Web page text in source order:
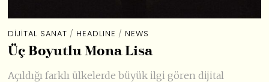
DIJITAL SANAT / HEADLINE / NEWS
Üç Boyutlu Mona Lisa
Açıldığı farklı ülkelerde büyük ilgi gören dijital